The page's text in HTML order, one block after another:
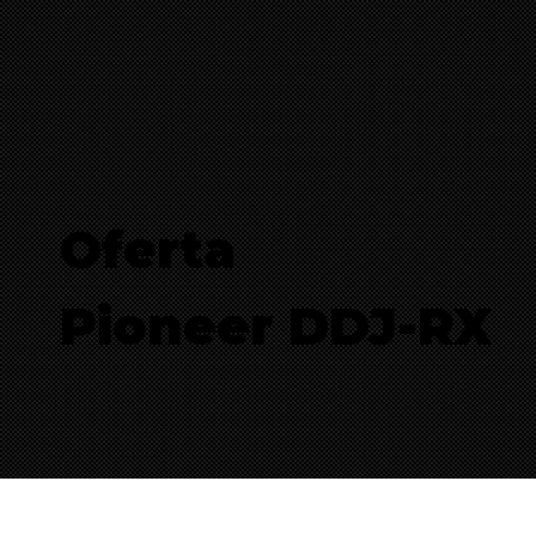
Oferta
Pioneer DDJ-RX